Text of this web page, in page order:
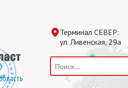
Терминал СЕВЕР:
ул. Ливенская, 29а